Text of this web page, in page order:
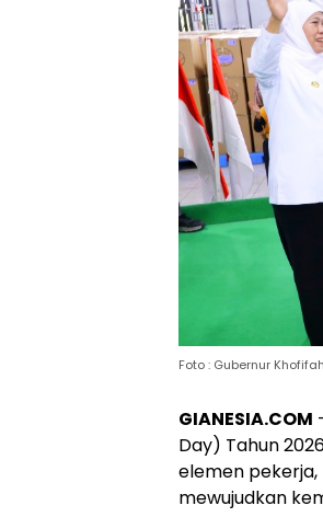
Foto : Gubernur
GIANESIA.COM
Day) Tahun
elemen
mewujudkan